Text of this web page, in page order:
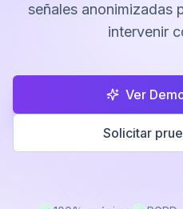
señales anonimizadas
intervenir
Ver
Solicitar